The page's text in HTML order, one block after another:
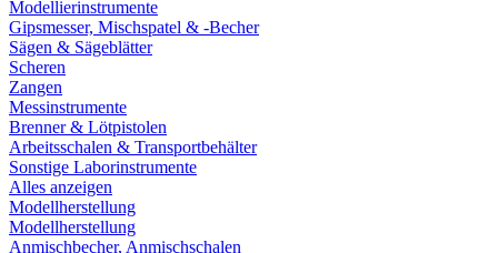
Modellierinstrumente
Gipsmesser, Mischspatel & -Becher
Sägen & Sägeblätter
Scheren
Zangen
Messinstrumente
Brenner & Lötpistolen
Arbeitsschalen & Transportbehälter
Sonstige Laborinstrumente
Alles anzeigen
Modellherstellung
Modellherstellung
Anmischbecher, Anmischschalen